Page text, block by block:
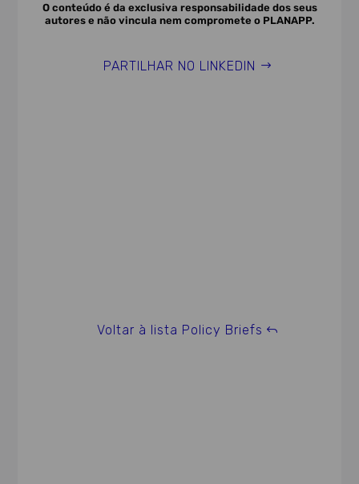
O conteúdo é da exclusiva responsabilidade dos seus
autores e não vincula nem compromete o PLANAPP.
PARTILHAR NO LINKEDIN
Voltar à lista Policy Briefs